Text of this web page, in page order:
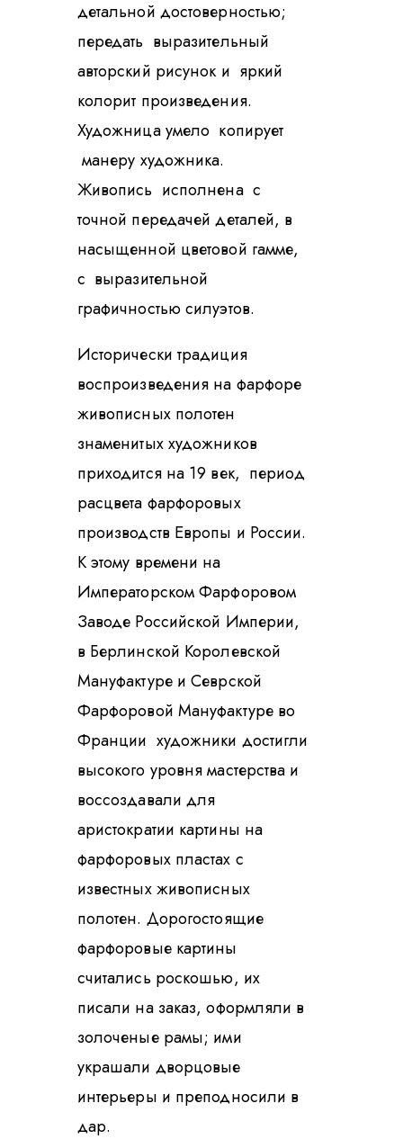
детальной достоверностью;
передать выразительный
авторский рисунок и яркий
колорит произведения.
Художница умело копирует
манеру художника.
Живопись исполнена с
точной передачей деталей, в
насыщенной цветовой гамме,
с выразительной
графичностью силуэтов.
Исторически традиция
воспроизведения на фарфоре
живописных полотен
знаменитых художников
приходится на 19 век, период
расцвета фарфоровых
производств Европы и России.
К этому времени на
Императорском Фарфоровом
Заводе Российской Империи,
в Берлинской Королевской
Мануфактуре и Севрской
Фарфоровой Мануфактуре во
Франции художники достигли
высокого уровня мастерства и
воссоздавали для
аристократии картины на
фарфоровых пластах с
известных живописных
полотен. Дорогостоящие
фарфоровые картины
считались роскошью, их
писали на заказ, оформляли в
золоченые рамы; ими
украшали дворцовые
интерьеры и преподносили в
дар.